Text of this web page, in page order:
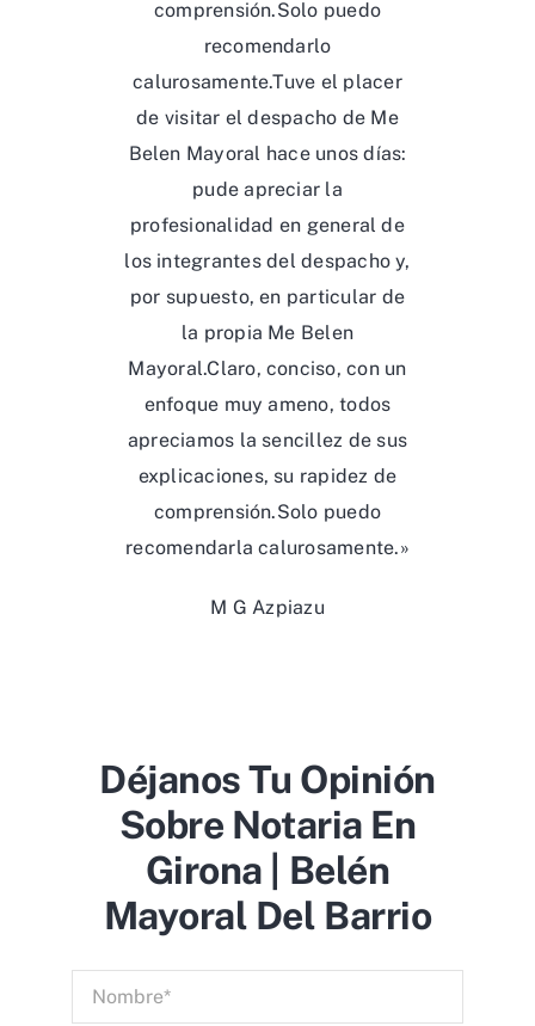
comprensión.Solo puedo
recomendarlo
calurosamente.Tuve el placer
de visitar el despacho de Me
Belen Mayoral hace unos días:
pude apreciar la
profesionalidad en general de
los integrantes del despacho y,
por supuesto, en particular de
la propia Me Belen
Mayoral.Claro, conciso, con un
enfoque muy ameno, todos
apreciamos la sencillez de sus
explicaciones, su rapidez de
comprensión.Solo puedo
recomendarla calurosamente.»
M G Azpiazu
Déjanos Tu Opinión
Sobre Notaria En
Girona | Belén
Mayoral Del Barrio